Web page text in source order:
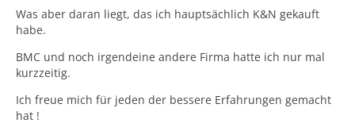
Was aber daran liegt, das ich hauptsächlich K&N gekauft
habe.
BMC und noch irgendeine andere Firma hatte ich nur mal
kurzzeitig.
Ich freue mich für jeden der bessere Erfahrungen gemacht
hat !